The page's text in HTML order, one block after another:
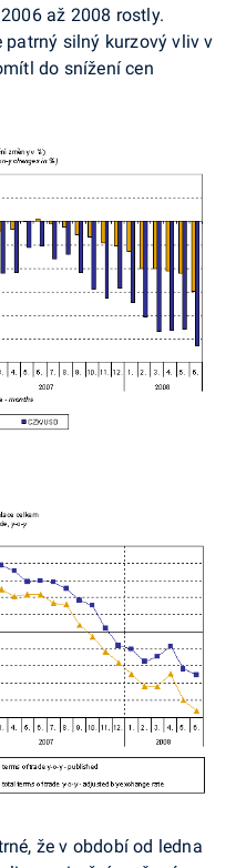
až 2008 rostly.
patrný silný kurzový vliv v
do snížení cen
že v období od ledna